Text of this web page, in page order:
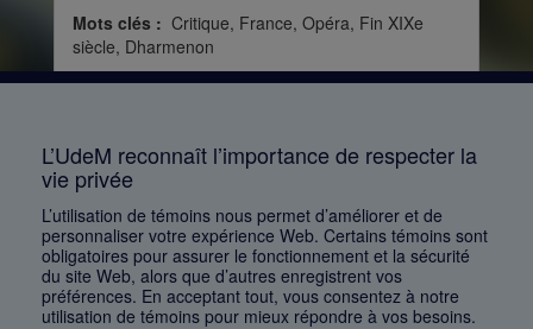
Mots clés : Critique, France, Opéra, Fin XIXe
siècle, Dharmenon
1 2 3 4 5 … 1168
L’UdeM reconnaît l’importance de respecter la
vie privée
L’utilisation de témoins nous permet d’améliorer et de
personnaliser votre expérience Web. Certains témoins sont
obligatoires pour assurer le fonctionnement et la sécurité
du site Web, alors que d’autres enregistrent vos
préférences. En acceptant tout, vous consentez à notre
utilisation de témoins pour mieux répondre à vos besoins.